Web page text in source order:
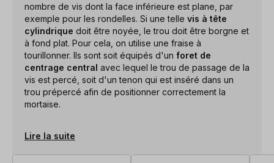
nombre de vis dont la face inférieure est plane, par
exemple pour les rondelles. Si une telle vis à tête
cylindrique doit être noyée, le trou doit être borgne et
à fond plat. Pour cela, on utilise une fraise à
tourillonner. Ils sont soit équipés d'un foret de
centrage central avec lequel le trou de passage de la
vis est percé, soit d'un tenon qui est inséré dans un
trou prépercé afin de positionner correctement la
mortaise.
Lire la suite